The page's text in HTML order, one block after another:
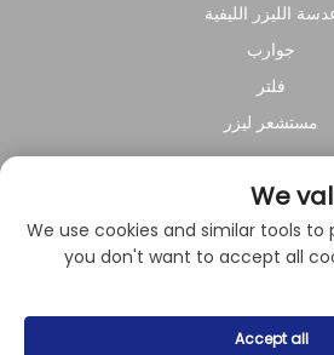
الليزر الليفية
جوارب
فلتر
مستشعر ليزر
الشركة
سياسة الخصوصية
حقوق النشر © 2024 بواسطة شركة شنغهاي راي سوار للمعدات
We
We use cookies and similar tools to
you don't want to accept all
Accept all